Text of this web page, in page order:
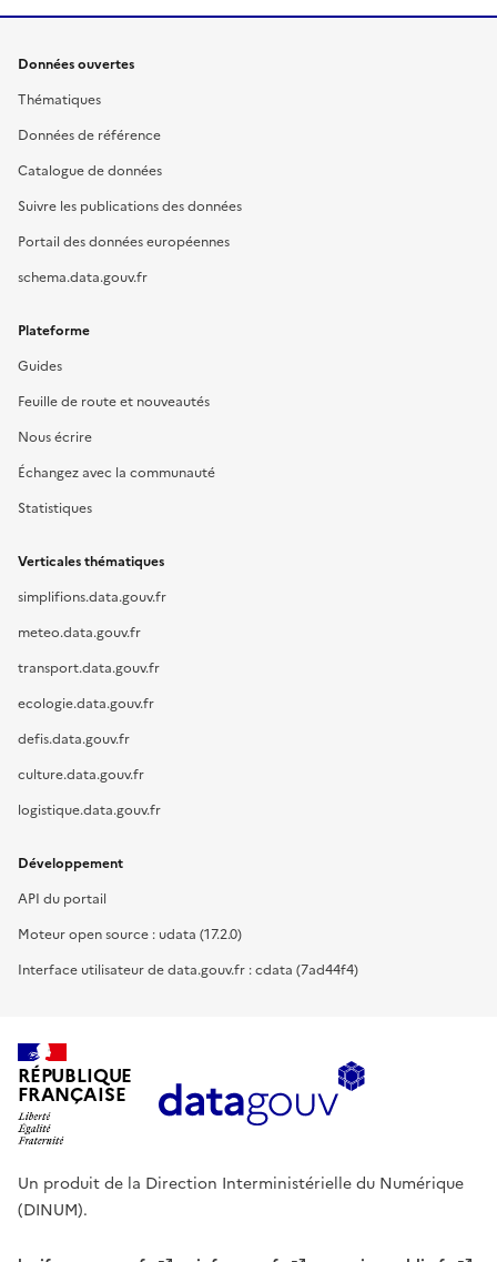
Données ouvertes
Thématiques
Données de référence
Catalogue de données
Suivre les publications des données
Portail des données européennes
schema.data.gouv.fr
Plateforme
Guides
Feuille de route et nouveautés
Nous écrire
Échangez avec la communauté
Statistiques
Verticales thématiques
simplifions.data.gouv.fr
meteo.data.gouv.fr
transport.data.gouv.fr
ecologie.data.gouv.fr
defis.data.gouv.fr
culture.data.gouv.fr
logistique.data.gouv.fr
Développement
API du portail
Moteur open source : udata (17.2.0)
Interface utilisateur de data.gouv.fr : cdata (7ad44f4)
RÉPUBLIQUE
FRANÇAISE
Un produit de la Direction Interministérielle du Numérique
(DINUM).